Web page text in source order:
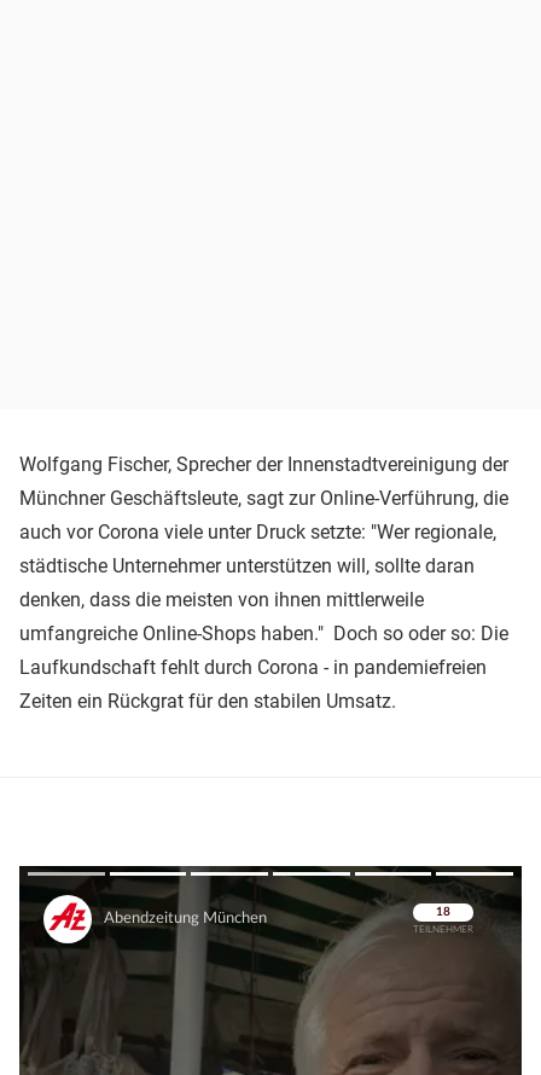
Wolfgang Fischer, Sprecher der Innenstadtvereinigung der
Münchner Geschäftsleute, sagt zur Online-Verführung, die
auch vor Corona viele unter Druck setzte: "Wer regionale,
städtische Unternehmer unterstützen will, sollte daran
denken, dass die meisten von ihnen mittlerweile
umfangreiche Online-Shops haben." Doch so oder so: Die
Laufkundschaft fehlt durch Corona - in pandemiefreien
Zeiten ein Rückgrat für den stabilen Umsatz.
Überspringen